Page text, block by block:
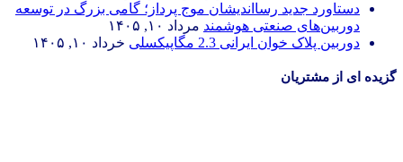
دستاورد جدید رسااندیشان موج پرداز؛ گامی بزرگ در توسعه
دوربین‌های صنعتی هوشمند مرداد ۱۰, ۱۴۰۵
دوربین پلاک خوان ایرانی 2.3 مگاپیکسلی
خرداد ۱۰, ۱۴۰۵
گزیده ای از مشتریان